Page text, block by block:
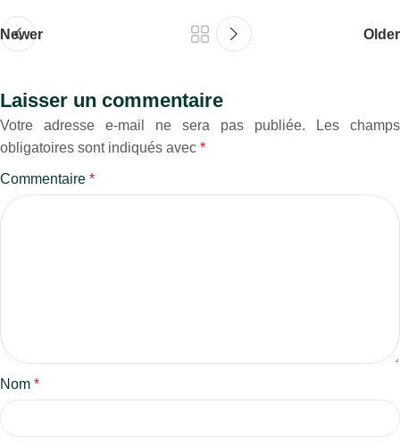
Newer Older
Laisser un commentaire
Votre adresse e-mail ne sera pas publiée.
Les champs
obligatoires sont indiqués avec *
Commentaire *
Nom *